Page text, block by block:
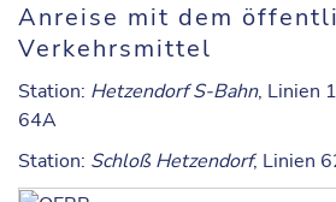
Anreise mit dem
Verkehrsmittel
Station: Hetzendorf S-Bahn, Linien
64A
Station: Schloß Hetzendorf, Linien